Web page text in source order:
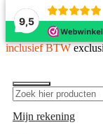
9,5
inclusief BTW
Mijn rekening